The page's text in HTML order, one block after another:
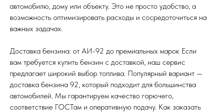
автомобилю, дому или объекту. Это не просто удобство, а
возможность оптимизировать расходы и сосредоточиться на
важных задачах.
Доставка бензина: от АИ-92 до премиальных марок Если
вам требуется купить бензин с доставкой, наш сервис
предлагает широкий выбор топлива. Популярный вариант —
доставка бензина 92, который подходит для большинства
автомобилей. Мы гарантируем качество горючего,
соответствие ГОСТам и оперативную подачу. Как заказать